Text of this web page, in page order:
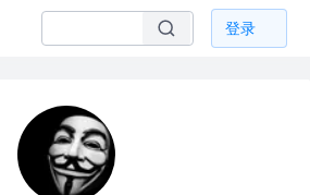
登录